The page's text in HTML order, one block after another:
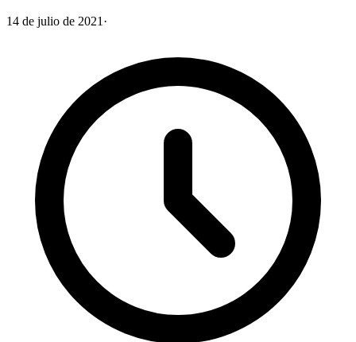
14 de julio de 2021 ·